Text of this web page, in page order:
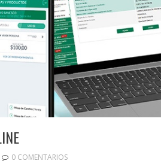
0 COMENTARIOS